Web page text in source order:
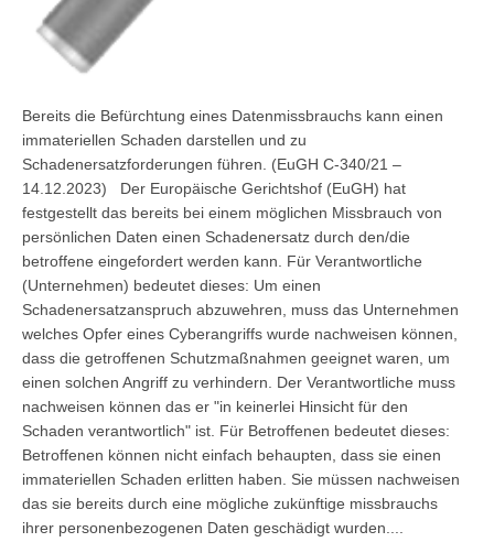
Bereits die Befürchtung eines Datenmissbrauchs kann einen
immateriellen Schaden darstellen und zu
Schadenersatzforderungen führen. (EuGH C-340/21 –
14.12.2023) Der Europäische Gerichtshof (EuGH) hat
festgestellt das bereits bei einem möglichen Missbrauch von
persönlichen Daten einen Schadenersatz durch den/die
betroffene eingefordert werden kann. Für Verantwortliche
(Unternehmen) bedeutet dieses: Um einen
Schadenersatzanspruch abzuwehren, muss das Unternehmen
welches Opfer eines Cyberangriffs wurde nachweisen können,
dass die getroffenen Schutzmaßnahmen geeignet waren, um
einen solchen Angriff zu verhindern. Der Verantwortliche muss
nachweisen können das er "in keinerlei Hinsicht für den
Schaden verantwortlich" ist. Für Betroffenen bedeutet dieses:
Betroffenen können nicht einfach behaupten, dass sie einen
immateriellen Schaden erlitten haben. Sie müssen nachweisen
das sie bereits durch eine mögliche zukünftige missbrauchs
ihrer personenbezogenen Daten geschädigt wurden....